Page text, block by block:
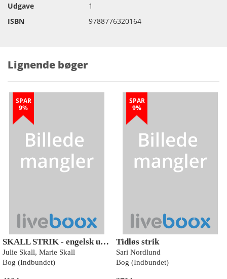
Udgave
1
ISBN
9788776320164
Lignende bøger
SPAR
9%
SKALL STRIK - engelsk udgave
Julie Skall, Marie Skall
Bog (Indbundet)
SPAR
9%
Tidløs strik
Sari Nordlund
Bog (Indbundet)